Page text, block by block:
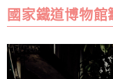
國家鐵道博物館